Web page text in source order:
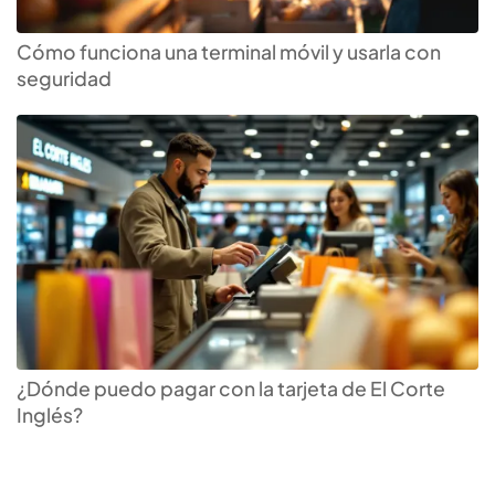
Cómo funciona una terminal móvil y usarla con
seguridad
¿Dónde puedo pagar con la tarjeta de El Corte
Inglés?
Encuentra tutarjeta de
créditoideal